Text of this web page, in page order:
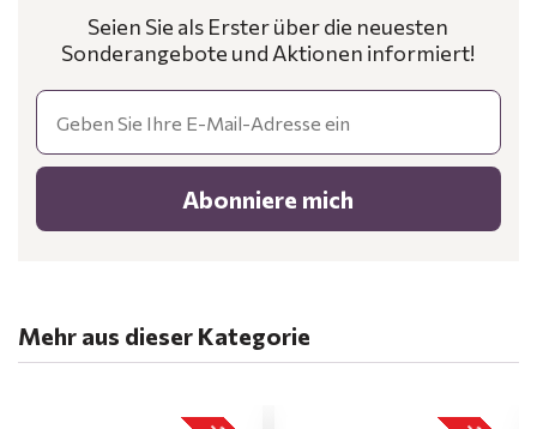
Seien Sie als Erster über die neuesten
Sonderangebote und Aktionen informiert!
Email
Abonniere mich
Mehr aus dieser Kategorie